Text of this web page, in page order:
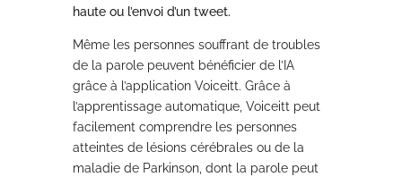
haute ou l’envoi d’un tweet.
Même les personnes souffrant de troubles
de la parole peuvent bénéficier de l’IA
grâce à l’application Voiceitt. Grâce à
l’apprentissage automatique, Voiceitt peut
facilement comprendre les personnes
atteintes de lésions cérébrales ou de la
maladie de Parkinson, dont la parole peut